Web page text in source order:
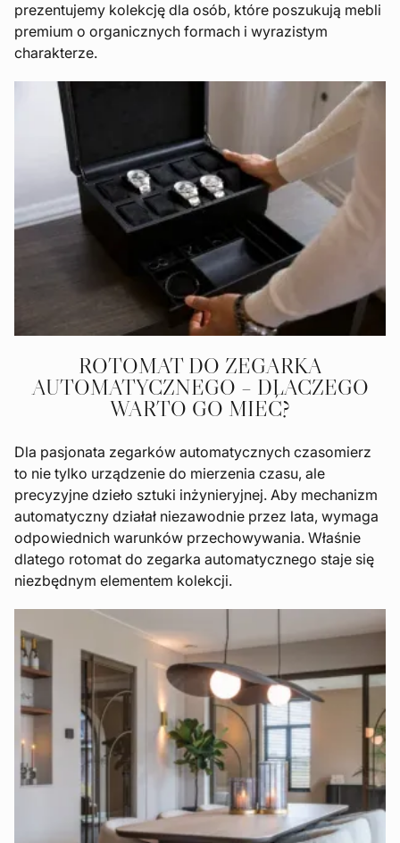
prezentujemy kolekcję dla osób, które poszukują mebli
premium o organicznych formach i wyrazistym
charakterze.
ROTOMAT DO ZEGARKA
AUTOMATYCZNEGO – DLACZEGO
WARTO GO MIEĆ?
Dla pasjonata zegarków automatycznych czasomierz
to nie tylko urządzenie do mierzenia czasu, ale
precyzyjne dzieło sztuki inżynieryjnej. Aby mechanizm
automatyczny działał niezawodnie przez lata, wymaga
odpowiednich warunków przechowywania. Właśnie
dlatego rotomat do zegarka automatycznego staje się
niezbędnym elementem kolekcji.